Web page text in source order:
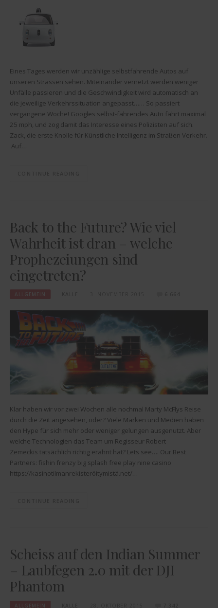
Eines Tages werden wir unzählige selbstfahrende Autos auf
unseren Strassen sehen. Miteinander vernetzt werden weniger
Unfälle passieren und die Geschwindigkeit wird automatisch an
die jeweilige Verkehrssituation angepasst…… So passiert
vergangene Woche! Googles selbst-fahrendes Auto fährt maximal
25 mph, und zog damit das Interesse eines Polizisten auf sich.
Zack, die erste Knolle für Künstliche Intelligenz im Straßen Verkehr.
Auf…
Back to the Future? Wie viel
Wahrheit ist dran – welche
Prophezeiungen sind
eingetreten?
ALLGEMEIN
Klar haben wir vor zwei Wochen alle nochmal Marty McFlys Reise
durch die Zeit angesehen, oder? Viele Marken und Medien haben
den Hype für sich mehr oder weniger gelungen ausgenutzt. Aber
welche Technologien das Team um Regisseur Robert
Zemeckis tatsächlich richtig erahnt hat? Lets see…. Our Best
Partners: fishin frenzy big splash free play nine casino
https://kasinotilmanrekisteröitymistä.net/…
Scheiss auf den Indian Summer
– Laubfegen 2.0 mit der DJI
Phantom
ALLGEMEIN